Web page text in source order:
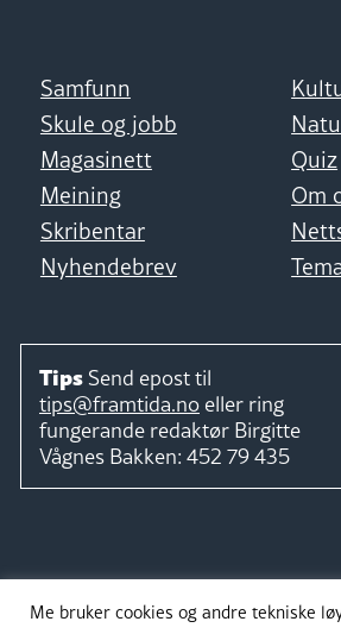
Samfunn
Skule og jobb
Magasinett
Quiz
Meining
Om
Skribentar
Nyhendebrev
Tips Send epost til
tips@framtida.no eller ring
fungerande redaktør Birgitte
Vågnes Bakken: 452 79 435
Me bruker cookies og andre tekniske